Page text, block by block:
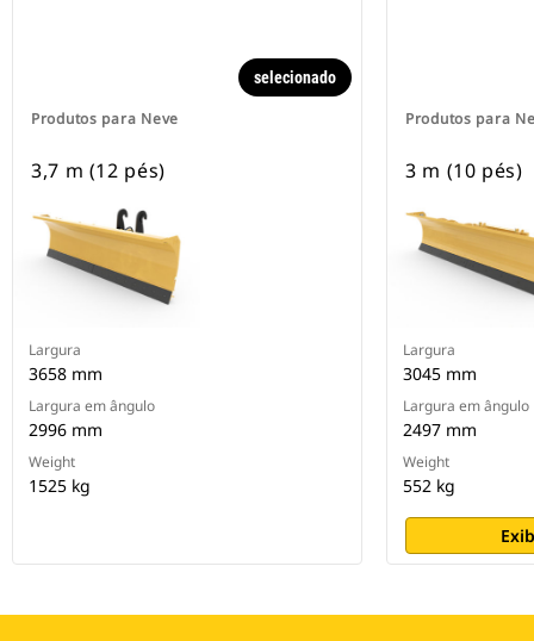
Produtos para Neve
selecionado
3,7 m (12 pés)
Largura
3658 mm
Largura em ângulo
2996 mm
Weight
1525 kg
Produtos para
3 m (10 pés)
Largura
3045 mm
Largura em ângulo
2497 mm
Weight
552 kg